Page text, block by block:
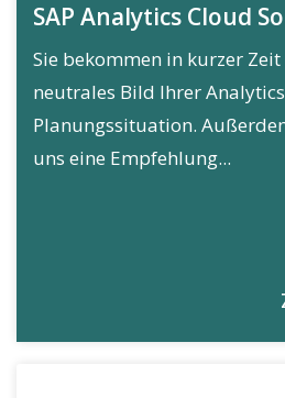
SAP Analytics Cloud
Sie bekommen in kurzer
neutrales Bild Ihrer
Planungssituation.
uns eine Empfehlung...